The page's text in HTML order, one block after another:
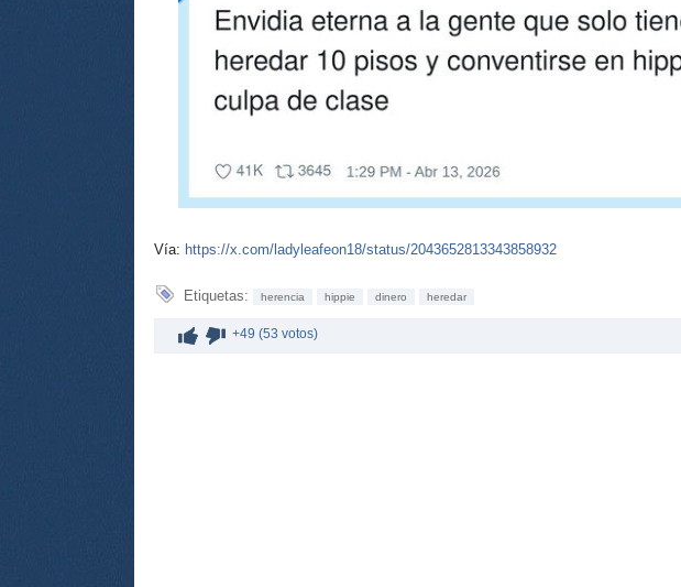
Vía: https://x.com/ladyleafeon18/status/2043652813343858932
Etiquetas: herencia hippie dinero heredar
+49 (53 votos)